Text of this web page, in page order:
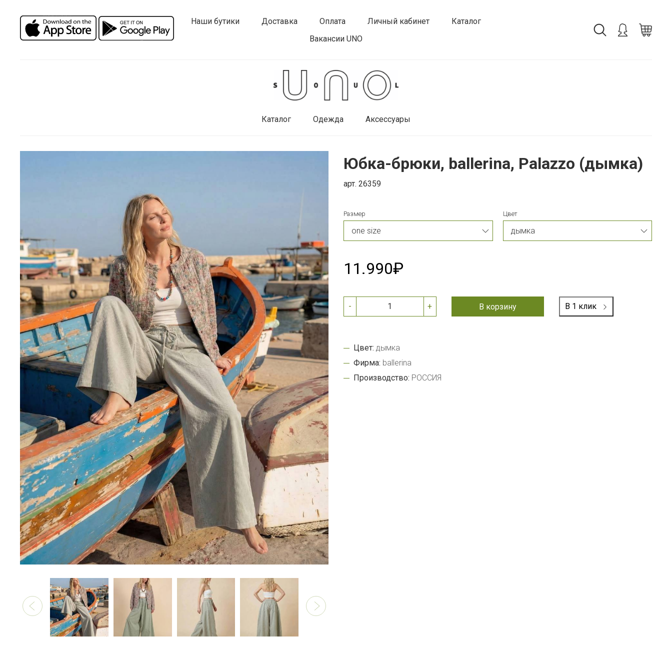
Наши бутики Доставка Оплата Личный кабинет
Каталог
Вакансии UNO
Каталог Одежда Аксессуары
Юбка-брюки, ballerina, Palazzo (дымка)
арт. 26359
Размер Цвет
11.990₽
- + В корзину В 1 клик
Цвет: дымка
Фирма: ballerina
Производство: РОССИЯ